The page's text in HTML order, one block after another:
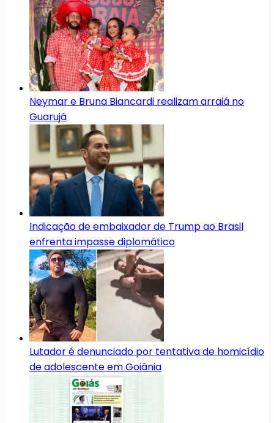
Neymar e Bruna Biancardi realizam arraiá no
Guarujá
Indicação de embaixador de Trump ao Brasil
enfrenta impasse diplomático
Lutador é denunciado por tentativa de homicídio
de adolescente em Goiânia